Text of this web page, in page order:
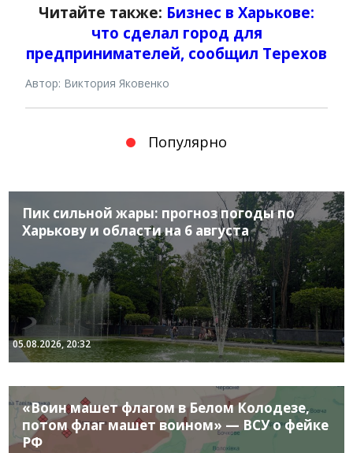
Читайте также: Бизнес в Харькове:
что сделал город для
предпринимателей, сообщил Терехов
Автор: Виктория Яковенко
Популярно
Пик сильной жары: прогноз погоды по
Харькову и области на 6 августа
05.08.2026, 20:32
«Воин машет флагом в Белом Колодезе,
потом флаг машет воином» — ВСУ о фейке
РФ